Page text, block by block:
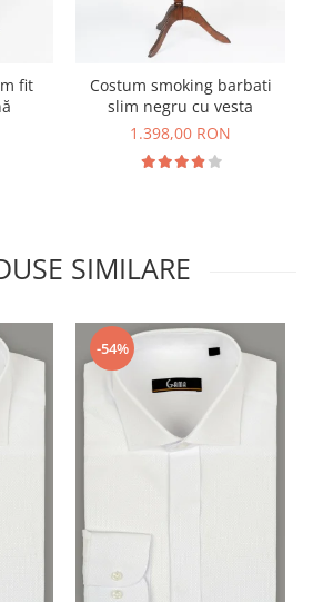
fit
Costum smoking barbati
slim negru cu vesta
1.398,00 RON
SIMILARE
-54%